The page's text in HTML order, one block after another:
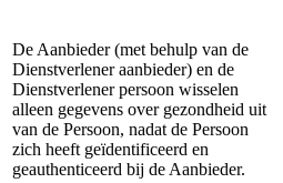
De Aanbieder (met behulp van de
Dienstverlener aanbieder) en de
Dienstverlener persoon wisselen
alleen gegevens over gezondheid uit
van de Persoon, nadat de Persoon
zich heeft geïdentificeerd en
geauthenticeerd bij de Aanbieder.